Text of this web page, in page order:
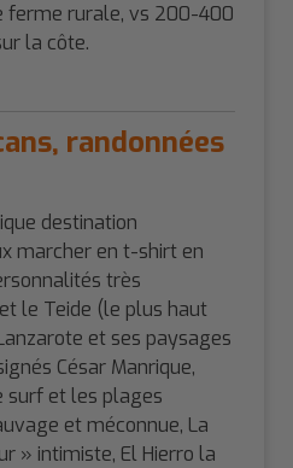
ferme rurale, vs 200-400
la côte.
randonnées
destination
marcher en t-shirt en
très
et le Teide (le plus haut
et ses paysages
César Manrique,
surf et les plages
et méconnue, La
» intimiste, El Hierro la